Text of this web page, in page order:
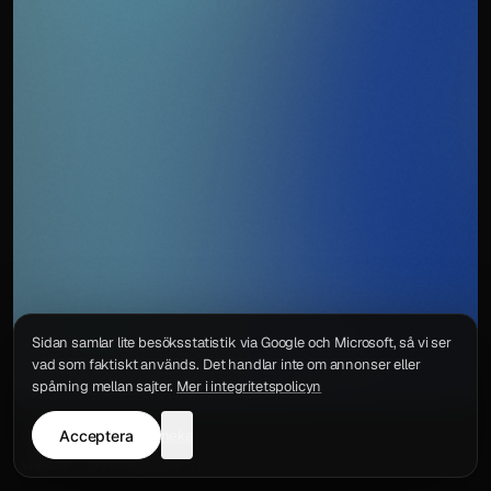
IntegritetspolicyKontakt
Sidan samlar lite besöksstatistik via Google och Microsoft, så vi ser
vad som faktiskt används. Det handlar inte om annonser eller
spårning mellan sajter. Mer i integritetspolicyn
Acceptera neka